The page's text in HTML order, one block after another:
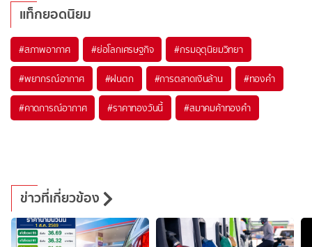
แท็กยอดนิยม
#สภาพอากาศ #ย่อโลกเศรษฐกิจ #กรมอุตุนิยมวิทยา
#พยากรณ์อากาศ #ฝนตก #การตลาดเงินล้าน #ทองคำ
#คาดการณ์อากาศ #ราคาทองวันนี้ #สมาคมค้าทองคำ
ข่าวที่เกี่ยวข้อง